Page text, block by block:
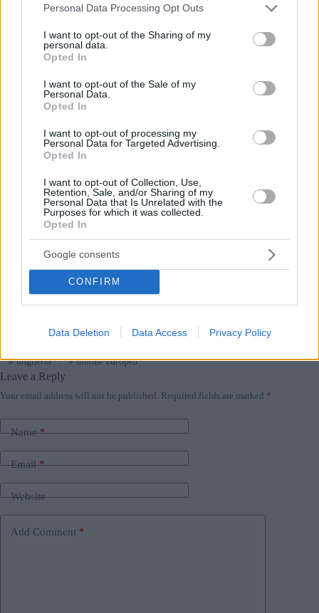
Please note that this website/app uses one or more Google
not limited to your visit or usage behaviour. You may click to
grant or deny consent to Google and its third-party tags to
use your data for below specified purposes in below Google
consent section.
Personal Data Processing Opt Outs
I want to opt-out of the Sharing of my
personal data.
Opted In
I want to opt-out of the Sale of my
Personal Data.
Opted In
I want to opt-out of processing my
Personal Data for Targeted Advertising.
Opted In
I want to opt-out of Collection, Use,
Retention, Sale, and/or Sharing of my
Personal Data that Is Unrelated with the
Purposes for which it was collected.
Opted In
Google consents
CONFIRM
Data Deletion Data Access Privacy Policy
Consiglio di lavorare su una soluzione di “ sostenuta da 26
Possibili scenari: un nuovo vertice dei ministri delle Finanze a
a metà dicembre.
AGGIORNAMENTO
Spiegazione del veto dell’Ungheria: gli aiuti
all’Ucraina non sono equi (explanation after Hungary’s
veto: Hungary’s help to Ukraine is not fair)
Leggi anche
Il governo ungherese ha rivelato come
spenderà i miliardi di euro dei fondi UE
#ungheria #unione europea
Leave a Reply
Your email address will not be published. Required fields are marked *
Name*
Email*
Website
Add Comment *